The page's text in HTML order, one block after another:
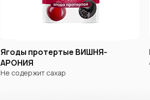
Ягоды протертые ВИШНЯ-
АРОНИЯ
Не содержит сахар